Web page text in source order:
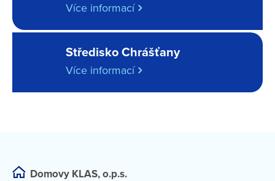
Více informací
Středisko Chrášťany
Více informací
Domovy KLAS, o.p.s.